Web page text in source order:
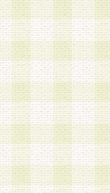
d.その他これ
4.会員は、住
合は、速やか
5.当社は、必
手段により登
の内容が正確
うことができ
6.会員は、会
して、当社指
該期間内に更
発行したポイ